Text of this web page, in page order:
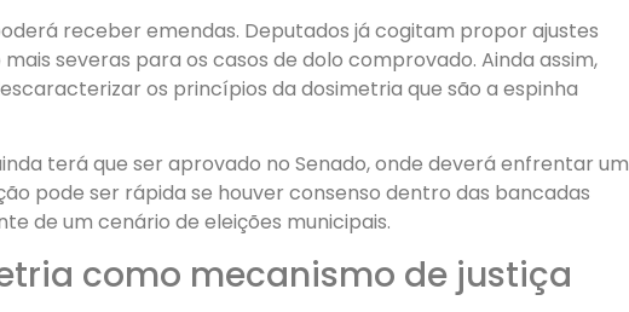
receber emendas. Deputados já cogitam propor ajustes
severas para os casos de dolo comprovado. Ainda assim,
os princípios da dosimetria que são a espinha
terá que ser aprovado no Senado, onde deverá enfrentar um
pode ser rápida se houver consenso dentro das bancadas
de um cenário de eleições municipais.
como mecanismo de justiça